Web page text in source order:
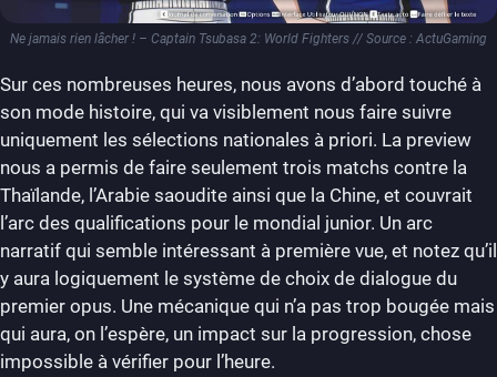
Ne jamais rien lâcher ! – Captain Tsubasa 2: World Fighters // Source : ActuGaming
Sur ces nombreuses heures, nous avons d’abord touché à
son mode histoire, qui va visiblement nous faire suivre
uniquement les sélections nationales à priori. La preview
nous a permis de faire seulement trois matchs contre la
Thaïlande, l’Arabie saoudite ainsi que la Chine, et couvrait
l’arc des qualifications pour le mondial junior. Un arc
narratif qui semble intéressant à première vue, et notez qu’il
y aura logiquement le système de choix de dialogue du
premier opus. Une mécanique qui n’a pas trop bougée mais
qui aura, on l’espère, un impact sur la progression, chose
impossible à vérifier pour l’heure.